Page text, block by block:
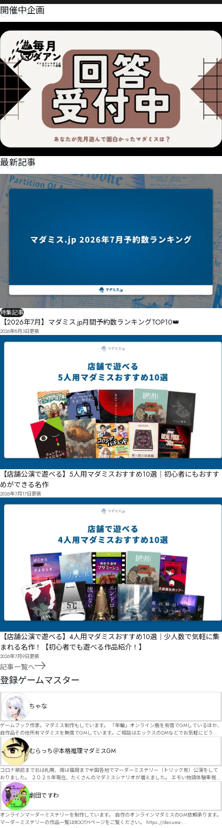
Event
開催中企画
NEWS
最新記事
特集記事
【2026年7月】マダミス.jp月間予約数ランキングTOP10👑
2026年8月3日更新
【店舗公演で遊べる】5人用マダミスおすすめ10選｜初心者にもおすす
めができる名作
2026年7月17日更新
【店舗公演で遊べる】4人用マダミスおすすめ10選｜少人数で気軽に集
まれる名作！【初心者でも遊べる作品紹介！】
2026年7月9日更新
記事一覧へ
GM
登録ゲームマスター
ちゃな
ゲームブック作家。マダミス制作もしています。 「年輪」オンライン版を有償でGMしているほか、
自作品その他所有マダミスを無償でGMしています。ご相談はエックスのDMなどでお気軽にどう
ぞ。
むらっち＠本格推理マダミスGM
コロナ禍前まで北は札幌、南は福岡まで全国各地でマーダーミステリー（トリック有）公演をして
おりました。 ２０２５年現在、たくさんのマダミスシナリオが増えました。 エモい物語体験重視の
シナリオがマダミス・マーダーミステリーというジャンル名でたくさんあるため、そのようなシナ
リオは簡単に遊べます。 しかし、２～３時間ずっと考え＆議論して、見たことないトリックが解け
る閃きや犯人として逃げ切る楽しみのある本格推理マーダーミステリーを見つけることが難しくな
劇団ですわ
オンラインマーダーミステリーを制作しています。 自作のオンラインマダミスのGM依頼承ります。
マーダーミステリーの作品一覧はBOOTHページをご覧ください。 https://desuwa-